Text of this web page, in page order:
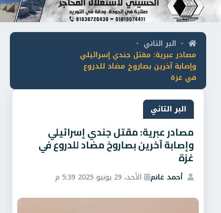
• البر التاني •
مصادر عبرية: مقتل جندي إسرائيلي
وإصابة آخرين بصاروخ مضاد للدروع
في غزة
البر التاني
مصادر عبرية: مقتل جندي إسرائيلي
وإصابة آخرين بصاروخ مضاد للدروع في
غزة
أحمد غانم الأحد، 29 يونيو 2025 5:39 م